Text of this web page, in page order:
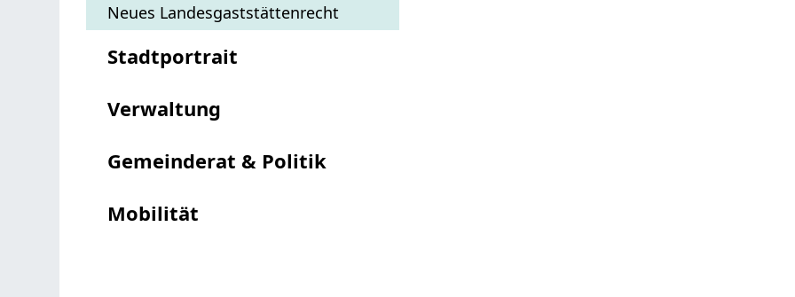
Neues Landesgaststättenrecht
Stadtportrait
Verwaltung
Gemeinderat & Politik
Mobilität